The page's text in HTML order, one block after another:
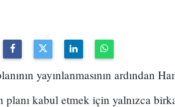
yayınlanmasının ardından
planı kabul etmek için yalnızca